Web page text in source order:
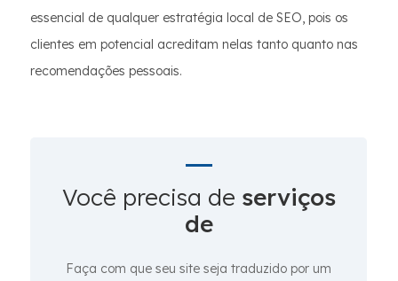
essencial de qualquer estratégia local de SEO, pois os
clientes em potencial acreditam nelas tanto quanto nas
recomendações pessoais.
Você precisa de serviços
de
Faça com que seu site seja traduzido por um